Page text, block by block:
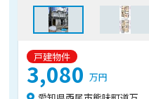
戸建物件
3,080万円